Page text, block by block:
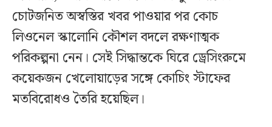
চোটজনিত অস্বস্তির খবর পাওয়ার পর কোচ
লিওনেল স্কালোনি কৌশল বদলে রক্ষণাত্মক
পরিকল্পনা নেন। সেই সিদ্ধান্তকে ঘিরে ড্রেসিংরুমে
কয়েকজন খেলোয়াড়ের সঙ্গে কোচিং স্টাফের
মতবিরোধও তৈরি হয়েছিল।